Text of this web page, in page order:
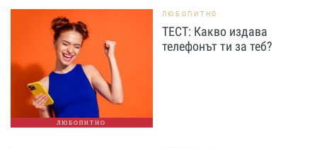
ЛЮБОПИТНО
ЛЮБОПИТНО
ТЕСТ: Какво издава
телефонът ти за теб?